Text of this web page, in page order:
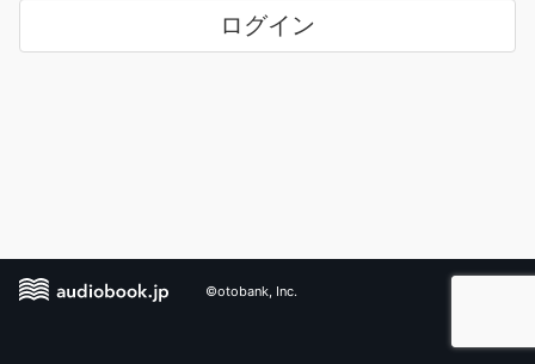
ログイン
©otobank, Inc.